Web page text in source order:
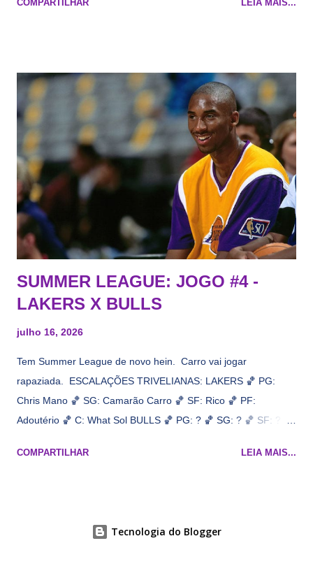
cara de decrépito, mas que aparentemente ainda é jovem.
vezes a gente esquece mesmo. Então, como diria o Marcelo
Tas no Telecurso 2000 , É HORA DA REVISÃO! Ah, e quase
todos esses nomes foram linkados ao Lakers. Se de fato há o
interesse, não importa, o nosso compromisso é sempre com a
informação, a veracidade vem depois. E do Lakers hein? Até
agora nada de Ruim Hachaomuro (dizem que Nets tem
interesse) e LeBrão James - esse sendo assediado pelo
Draymond Green enquanto chora pro Cavs contrat...
COMPARTILHAR LEIA MAIS...
SUMMER LEAGUE: JOGO #4 -
LAKERS X BULLS
julho 16, 2026
Tem Summer League de novo hein. Carro vai jogar
rapaziada. ESCALAÇÕES TRIVELIANAS: LAKERS 🏀 PG:
Chris Mano 🏀 SG: Camarão Carro 🏀 SF: Rico 🏀 PF:
Adoutério 🏀 C: What Sol BULLS 🏀 PG: ? 🏀 SG: ? 🏀 SF: ? 🏀
19h00 Local: Las Vegas Transmissão: NBA League Pass,
COMPARTILHAR LEIA MAIS...
Tecnologia do Blogger